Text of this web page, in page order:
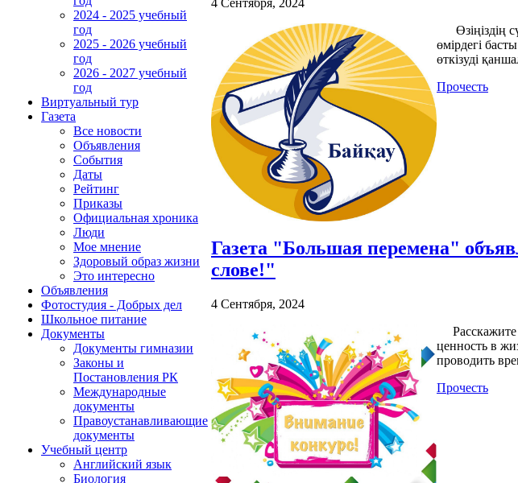
2024 - 2025 учебный
год
2025 - 2026 учебный
год
2026 - 2027 учебный
год
Виртуальный тур
Газета
Все новости
Объявления
События
Даты
Рейтинг
Приказы
Официальная хроника
Люди
Мое мнение
Здоровый образ жизни
Это интересно
Объявления
Фотостудия - Добрых дел
Школьное питание
Документы
Документы гимназии
Законы и
Постановления РК
Международные
документы
Правоустанавливающие
документы
Учебный центр
Английский язык
Биология
Өзіңіздің
өмірдегі
өткізуді
Прочесть
Газета "Большая перемена"
слове!"
4 Сентября, 2024
Расскажите
ценность в
проводить
Прочесть